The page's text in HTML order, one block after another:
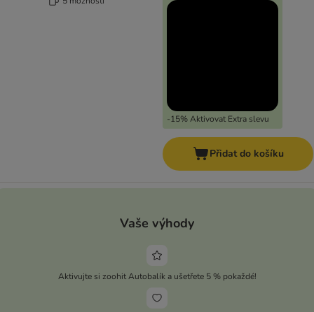
-15% Aktivovat Extra slevu
Přidat do košíku
Vaše výhody
Aktivujte si zoohit Autobalík a ušetřete 5 % pokaždé!